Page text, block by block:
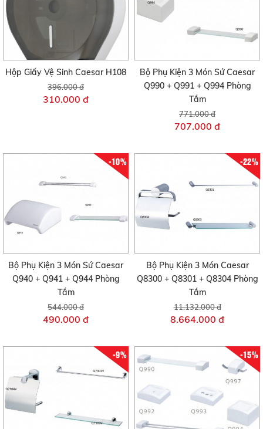
Hộp Giấy Vệ Sinh Caesar H108
396.000 đ
310.000 đ
Bộ Phụ Kiện 3 Món Sứ Caesar
Q990 + Q991 + Q994 Phòng
Tắm
771.000 đ
707.000 đ
-10%
Bộ Phụ Kiện 3 Món Sứ Caesar
Q940 + Q941 + Q944 Phòng
Tắm
544.000 đ
490.000 đ
-22%
Bộ Phụ Kiện 3 Món Caesar
Q8300 + Q8301 + Q8304 Phòng
Tắm
11.132.000 đ
8.664.000 đ
-9% -15%